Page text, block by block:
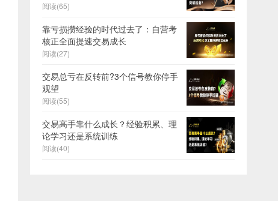
阅读(65)
靠亏损攒经验的时代过去了：自营考
核正全面提速交易成长
阅读(27)
交易总亏在反转前?3个信号教你停手
观望
阅读(55)
交易高手靠什么成长？经验积累、理
论学习还是系统训练
阅读(40)